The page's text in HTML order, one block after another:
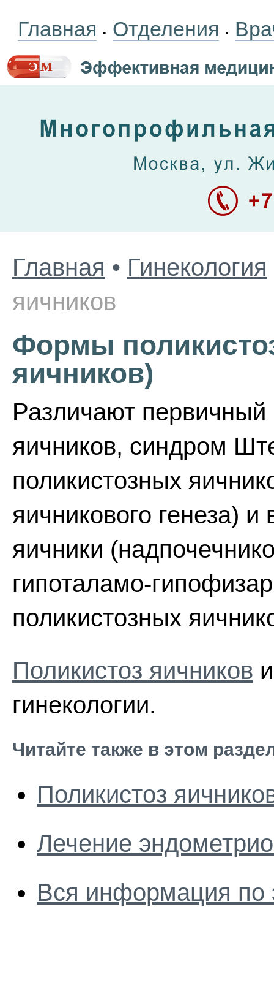
Главная • Отделения •
Главная • Гинекология
яичников
Формы
яичников)
Различают первичный
яичников, синдром
поликистозных
яичникового генеза)
яичники
гипоталамо-
поликистозных
Поликистоз яичников
гинекологии.
Читайте также в этом
Поликистоз
Лечение
Вся информация по